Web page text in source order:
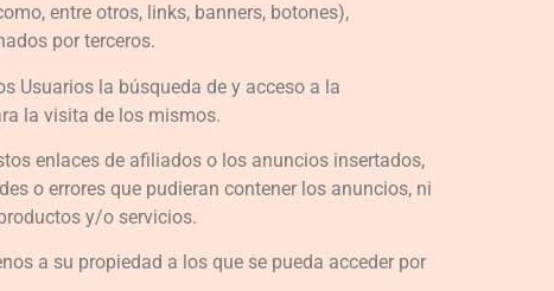
entre otros, links, banners, botones),
por terceros.
Usuarios la búsqueda de y acceso a la
la visita de los mismos.
enlaces de afiliados o los anuncios insertados,
o errores que pudieran contener los anuncios, ni
y/o servicios.
a su propiedad a los que se pueda acceder por